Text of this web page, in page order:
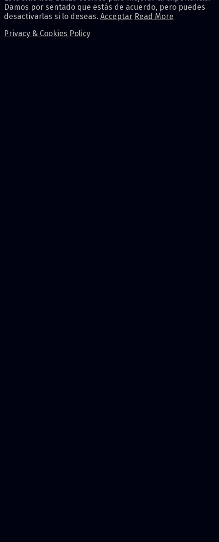
Damos por sentado que estás de acuerdo, pero puedes
desactivarlas si lo deseas. Acceptar Read More
Privacy & Cookies Policy